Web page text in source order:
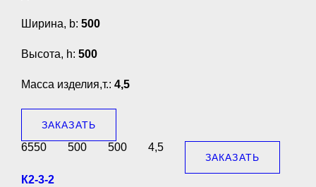
Ширина, b: 500
Высота, h: 500
Масса изделия,т.: 4,5
ЗАКАЗАТЬ
6550 500 500 4,5
ЗАКАЗАТЬ
К2-3-2